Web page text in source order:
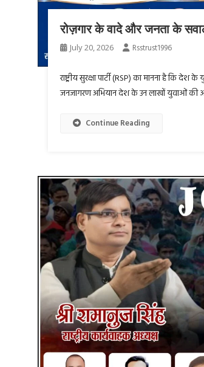
रोज़गार के वादे और जनता के
July 20, 2026 Rsstrust1996
राष्ट्रीय सुरक्षा पार्टी (RSP) का मानना है कि
जनजागरण अभियान देश के उन लाखों युवाओं की
Continue Reading